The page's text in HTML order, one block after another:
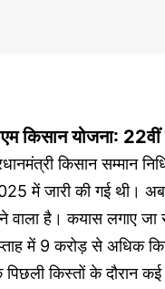
किसान योजना:
किसान सम्मान
में जारी की गई थी।
वाला है। कयास लगाए
में 9 करोड़ से अधिक
पिछली किस्तों के दौरान